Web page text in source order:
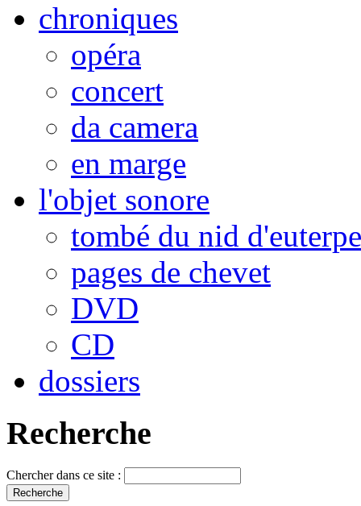
chroniques
opéra
concert
da camera
en marge
l'objet sonore
tombé du nid d'euterpe
pages de chevet
DVD
CD
dossiers
Recherche
Chercher dans ce site :